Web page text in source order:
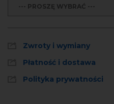
--- PROSZĘ WYBRAĆ ---
Zwroty i wymiany
Płatność i dostawa
Polityka prywatności